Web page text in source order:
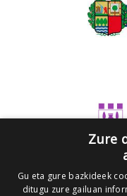
Zure
Gu eta gure bazkideek
ditugu zure gailuan